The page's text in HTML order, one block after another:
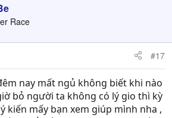
Race
#17
nay mất ngủ không biết khi nào
bỏ người ta không có lý gio thì kỳ
kiến mấy bạn xem giúp mình nha ,